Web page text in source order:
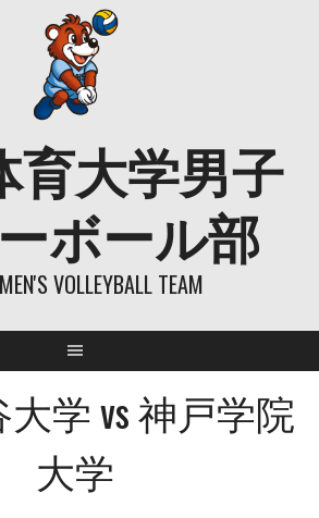
育大学男子
ボール部
VOLLEYBALL TEAM
学 vs 神戸学院
大学